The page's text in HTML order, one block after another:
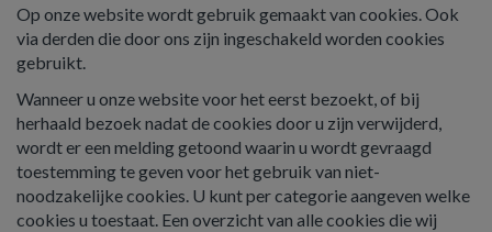
Op onze website wordt gebruik gemaakt van cookies. Ook
via derden die door ons zijn ingeschakeld worden cookies
gebruikt.
Wanneer u onze website voor het eerst bezoekt, of bij
herhaald bezoek nadat de cookies door u zijn verwijderd,
wordt er een melding getoond waarin u wordt gevraagd
toestemming te geven voor het gebruik van niet-
noodzakelijke cookies. U kunt per categorie aangeven welke
cookies u toestaat. Een overzicht van alle cookies die wij